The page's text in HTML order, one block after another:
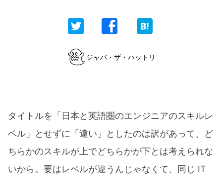
ジャバ・ザ・ハットリ
タイトルを「日本と英語圏のエンジニアのスキルレ
ベル」とせずに「違い」としたのは訳があって、ど
ちらかのスキルが上でどちらかが下とは考えられな
いから。要はレベルが違うんじゃなくて、同じ IT